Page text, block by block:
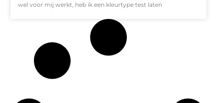
wel voor mij werkt, heb ik een kleurtype test laten